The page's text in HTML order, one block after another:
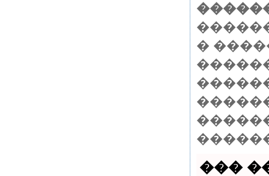
������
�
���